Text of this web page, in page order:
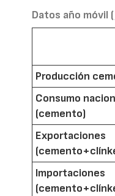
Datos año móvil
Producción
Consumo
(cemento)
Exportaciones
Importaciones